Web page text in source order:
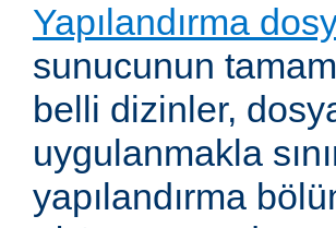
Yapılandırma
sunucunun
belli dizinler,
uygulanmakla
yapılandırma